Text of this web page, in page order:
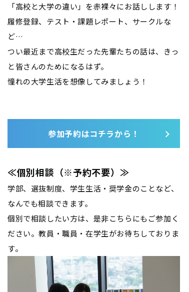
「高校と大学の違い」を赤裸々にお話しします！
履修登録、テスト・課題レポート、サークルな
ど…
つい最近まで高校生だった先輩たちの話は、きっ
と皆さんのためになるはず。
憧れの大学生活を想像してみましょう！
参加予約はコチラから！
≪個別相談（※予約不要）≫
学部、選抜制度、学生生活・奨学金のことなど、
なんでも相談できます。
個別で相談したい方は、是非こちらにもご参加く
ださい。教員・職員・在学生がお待ちしておりま
す。